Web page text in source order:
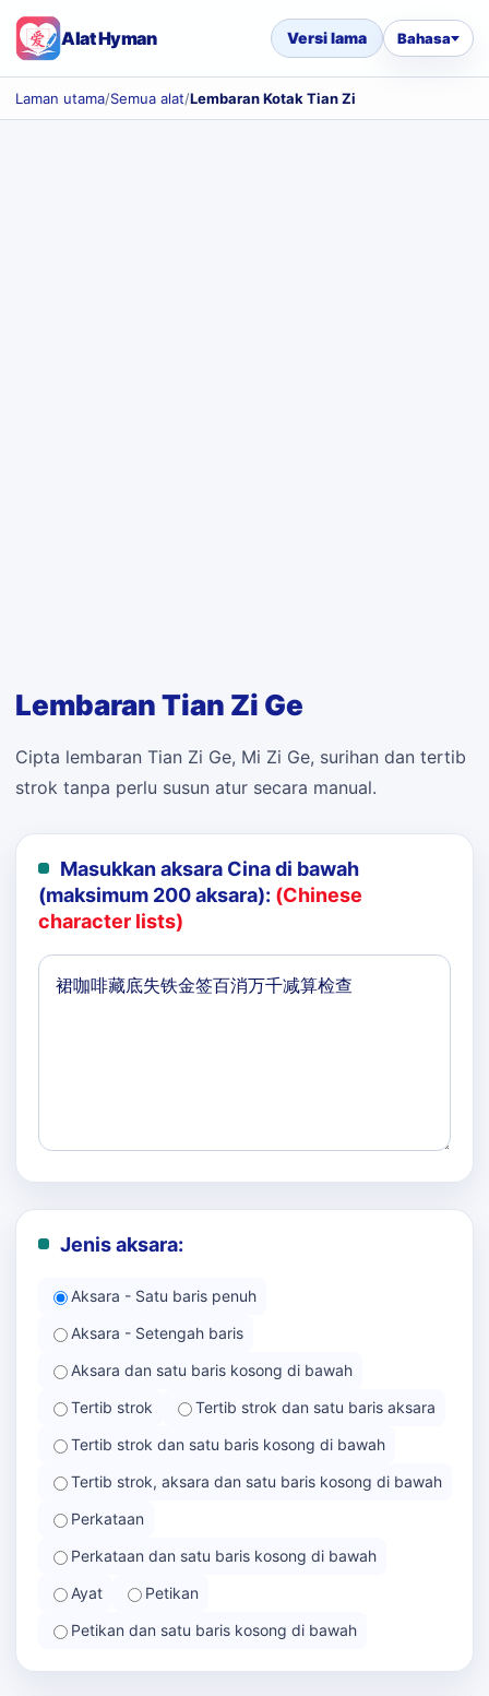
Alat Hyman Versi lama Bahasa
Laman utama/Semua alat/Lembaran Kotak Tian Zi
Lembaran Tian Zi Ge
Cipta lembaran Tian Zi Ge, Mi Zi Ge, surihan dan tertib
strok tanpa perlu susun atur secara manual.
Masukkan aksara Cina di bawah
(maksimum 200 aksara): (Chinese
character lists)
Jenis aksara:
Aksara - Satu baris penuh
Aksara - Setengah baris
Aksara dan satu baris kosong di bawah
Tertib strok
Tertib strok dan satu baris aksara
Tertib strok dan satu baris kosong di bawah
Tertib strok, aksara dan satu baris kosong di bawah
Perkataan
Perkataan dan satu baris kosong di bawah
Ayat
Petikan
Petikan dan satu baris kosong di bawah